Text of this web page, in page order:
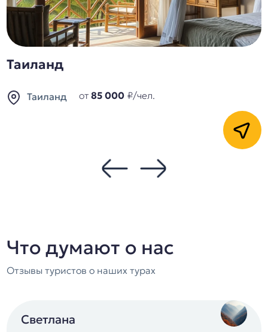
от85 000₽/чел.
Что думают о нас
Отзывы туристов о наших турах
Светлана